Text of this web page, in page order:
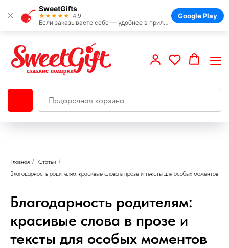
Главная / Статьи /
Благодарность родителям: красивые слова в прозе и тексты для особых моментов
Благодарность родителям:
красивые слова в прозе и
тексты для особых моментов
×
SweetGifts
★★★★★ 4.9
Если заказываете себе — удобнее в приложении
Google Play